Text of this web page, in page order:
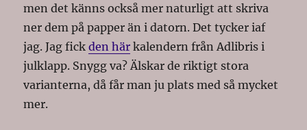
men det känns också mer naturligt att skriva
ner dem på papper än i datorn. Det tycker iaf
jag. Jag fickden här kalendern från Adlibris i
julklapp. Snygg va? Älskar de riktigt stora
varianterna, då får man ju plats med så mycket
mer.